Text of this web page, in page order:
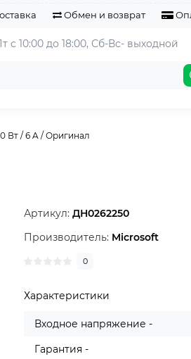
Обмен и возврат
с 10:00 до 18:00, Сб-Вс- выходной
Вт / 6 A / Оригинал
Артикул:ДН0262250
Производитель: Microsoft
0
Характеристики
Входное напряжение -
Гарантия -